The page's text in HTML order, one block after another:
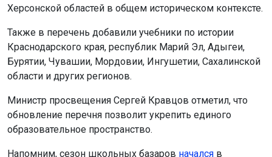
Херсонской областей в общем историческом контексте.
Также в перечень добавили учебники по истории
Краснодарского края, республик Марий Эл, Адыгеи,
Бурятии, Чувашии, Мордовии, Ингушетии, Сахалинской
области и других регионов.
Министр просвещения Сергей Кравцов отметил, что
обновление перечня позволит укрепить единого
образовательное пространство.
Напомним, сезон школьных базаров начался в